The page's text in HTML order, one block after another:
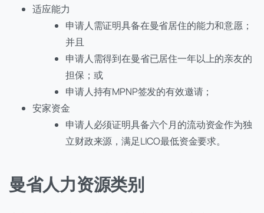
适应能力
申请人需证明具备在曼省居住的能力和意愿；
并且
申请人需得到在曼省已居住一年以上的亲友的
担保；或
申请人持有MPNP签发的有效邀请；
安家资金
申请人必须证明具备六个月的流动资金作为独
立财政来源，满足LICO最低资金要求。
曼省人力资源类别